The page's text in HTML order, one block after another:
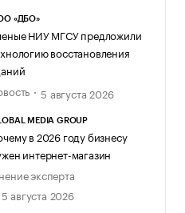
«ДБО»
НИУ МГСУ предложили
восстановления
5 августа 2026
MEDIA GROUP
в 2026 году бизнесу
интернет-магазин
эксперта
5 августа 2026